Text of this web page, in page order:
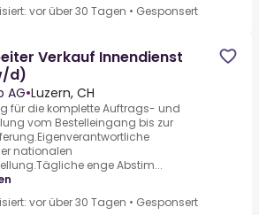
vor über 30 Tagen • Gesponsert
Verkauf Innendienst
d)
AG•Luzern, CH
für die komplette Auftrags- und
vom Bestelleingang bis zur
nationalen
enge Abstim...
vor über 30 Tagen • Gesponsert